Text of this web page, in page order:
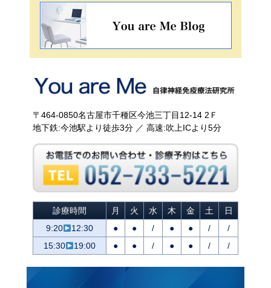
〒464-0850名古屋市千種区今池三丁目12-14 2Ｆ
地下鉄:今池駅より徒歩3分 ／ 高速:吹上ICより5分
診療時間 月 火 水 木 金 土
日
9:20
12:30 ● ● / ● ● /
/
15:30
19:00 ● ● / ● ● / /